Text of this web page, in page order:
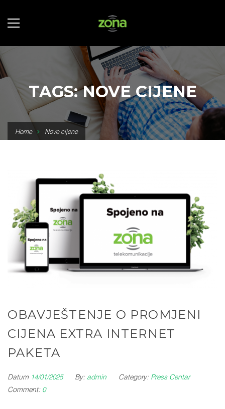
TAGS: NOVE CIJENE
Home Nove cijene
OBAVJEŠTENJE O PROMJENI
CIJENA EXTRA INTERNET
PAKETA
Datum 14/01/2025 By: admin Category: Press Centar
Comment: 0